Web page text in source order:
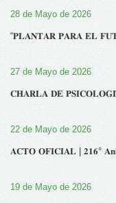
28 de Mayo de 2026
“𝐏𝐋𝐀𝐍𝐓𝐀𝐑 𝐏𝐀𝐑𝐀 𝐄𝐋
27 de Mayo de 2026
𝐂𝐇𝐀𝐑𝐋𝐀 𝐃𝐄
22 de Mayo de 2026
𝐀𝐂𝐓𝐎 𝐎𝐅𝐈𝐂𝐈𝐀𝐋 | 𝟐𝟏𝟔°
19 de Mayo de 2026